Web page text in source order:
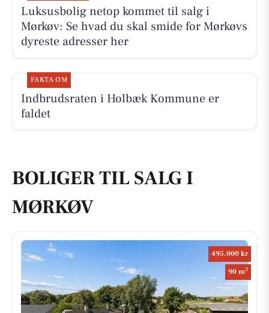
Luksusbolig netop kommet til salg i
Mørkøv: Se hvad du skal smide for Mørkøvs
dyreste adresser her
FAKTA OM
Indbrudsraten i Holbæk Kommune er
faldet
BOLIGER TIL SALG I
MØRKØV
495.000 kr
90 m2